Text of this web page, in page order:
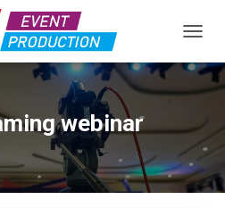
webinar